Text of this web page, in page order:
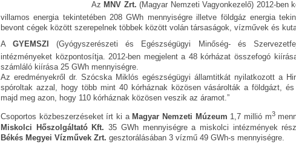
AzMNV Zrt. (Magyar Nemzeti Vagyonkezelő) 2012-ben
villamos energia tekintetében 208 GWh mennyiségre illetve földgáz energia
bevont cégek között szerepelnek többek között volán társaságok, vízművek és
AGYEMSZI
(Gyógyszerészeti és Egészségügyi Minőség- és
intézményeket központosítja. 2012-ben megjelent a 48 kórházat összefogó
számláló kiírása 25 GWh mennyiségre.
Az eredményekről dr. Szócska Miklós egészségügyi államtitkát nyilatkozott a
spóroltak azzal, hogy több mint 40 kórháznak közösen vásárolták a földgázt,
majd meg azon, hogy 110 kórháznak közösen veszik az áramot.”
Csoportos közbeszerzéseket írt ki a Magyar Nemzeti Múzeum 1,7 millió m3
Miskolci Hőszolgáltató Kft. 35 GWh mennyiségre a miskolci intézmények
Békés Megyei Vízművek Zrt. gesztorálásában 3 vízmű 49 GWh-s mennyiségre.